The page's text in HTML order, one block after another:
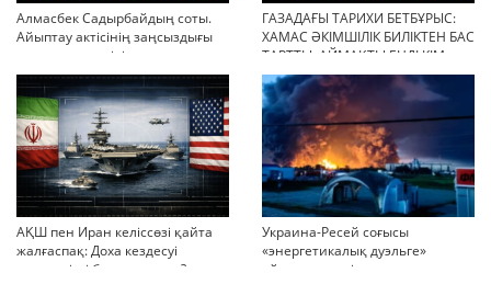
Алмасбек Садырбайдың соты.
Айыптау актісінің заңсыздығы
мен қолдан өсірілген
миллиондар
ГАЗАДАҒЫ ТАРИХИ БЕТБҰРЫС:
ХАМАС ӘКІМШІЛІК БИЛІКТЕН БАС
ТАРТТЫ. АЙМАҚТЫ ЕНДІ КІМ
БАСҚАРАДЫ?
АҚШ пен Иран келіссөзі қайта
жалғаспақ: Доха кездесуі
шиеленісті бәсеңдете ме?
Украина-Ресей соғысы
«энергетикалық дуэльге»
айналып кетті